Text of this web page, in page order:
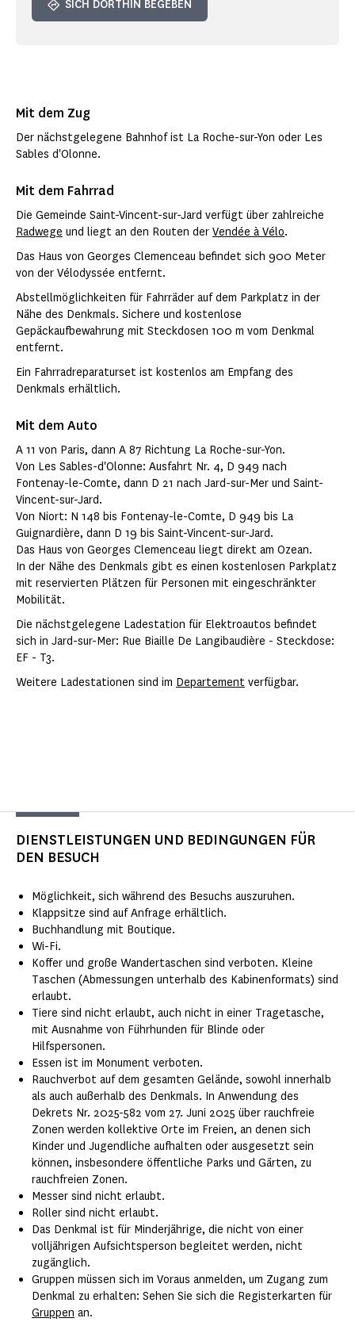
SICH DORTHIN BEGEBEN
Mit dem Zug
Der nächstgelegene Bahnhof ist La Roche-sur-Yon oder Les
Sables d'Olonne.
Mit dem Fahrrad
Die Gemeinde Saint-Vincent-sur-Jard verfügt über zahlreiche
Radwege und liegt an den Routen der Vendée à Vélo.
Das Haus von Georges Clemenceau befindet sich 900 Meter
von der Vélodyssée entfernt.
Abstellmöglichkeiten für Fahrräder auf dem Parkplatz in der
Nähe des Denkmals. Sichere und kostenlose
Gepäckaufbewahrung mit Steckdosen 100 m vom Denkmal
entfernt.
Ein Fahrradreparaturset ist kostenlos am Empfang des
Denkmals erhältlich.
Mit dem Auto
A 11 von Paris, dann A 87 Richtung La Roche-sur-Yon.
Von Les Sables-d'Olonne: Ausfahrt Nr. 4, D 949 nach
Fontenay-le-Comte, dann D 21 nach Jard-sur-Mer und Saint-
Vincent-sur-Jard.
Von Niort: N 148 bis Fontenay-le-Comte, D 949 bis La
Guignardière, dann D 19 bis Saint-Vincent-sur-Jard.
Das Haus von Georges Clemenceau liegt direkt am Ozean.
In der Nähe des Denkmals gibt es einen kostenlosen Parkplatz
mit reservierten Plätzen für Personen mit eingeschränkter
Mobilität.
Die nächstgelegene Ladestation für Elektroautos befindet
sich in Jard-sur-Mer: Rue Biaille De Langibaudière - Steckdose:
EF - T3.
Weitere Ladestationen sind im Departement verfügbar.
DIENSTLEISTUNGEN UND BEDINGUNGEN FÜR
DEN BESUCH
Möglichkeit, sich während des Besuchs auszuruhen.
Klappsitze sind auf Anfrage erhältlich.
Buchhandlung mit Boutique.
Wi-Fi.
Koffer und große Wandertaschen sind verboten. Kleine
Taschen (Abmessungen unterhalb des Kabinenformats) sind
erlaubt.
Tiere sind nicht erlaubt, auch nicht in einer Tragetasche,
mit Ausnahme von Führhunden für Blinde oder
Hilfspersonen.
Essen ist im Monument verboten.
Rauchverbot auf dem gesamten Gelände, sowohl innerhalb
als auch außerhalb des Denkmals. In Anwendung des
Dekrets Nr. 2025-582 vom 27. Juni 2025 über rauchfreie
Zonen werden kollektive Orte im Freien, an denen sich
Kinder und Jugendliche aufhalten oder ausgesetzt sein
können, insbesondere öffentliche Parks und Gärten, zu
rauchfreien Zonen.
Messer sind nicht erlaubt.
Roller sind nicht erlaubt.
Das Denkmal ist für Minderjährige, die nicht von einer
volljährigen Aufsichtsperson begleitet werden, nicht
zugänglich.
Gruppen müssen sich im Voraus anmelden, um Zugang zum
Denkmal zu erhalten: Sehen Sie sich die Registerkarten für
Gruppen an.